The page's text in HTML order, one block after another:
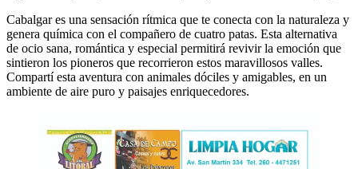
Cabalgar es una sensación rítmica que te conecta con la naturaleza y
genera química con el compañero de cuatro patas. Esta alternativa
de ocio sana, romántica y especial permitirá revivir la emoción que
sintieron los pioneros que recorrieron estos maravillosos valles.
Compartí esta aventura con animales dóciles y amigables, en un
ambiente de aire puro y paisajes enriquecedores.